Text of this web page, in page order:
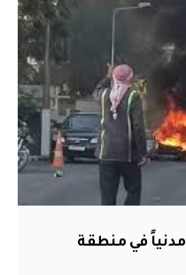
المرصد السوري: مقتل 311 مدنياً في منطقة